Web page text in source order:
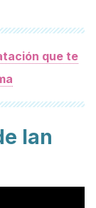
que te
Ian